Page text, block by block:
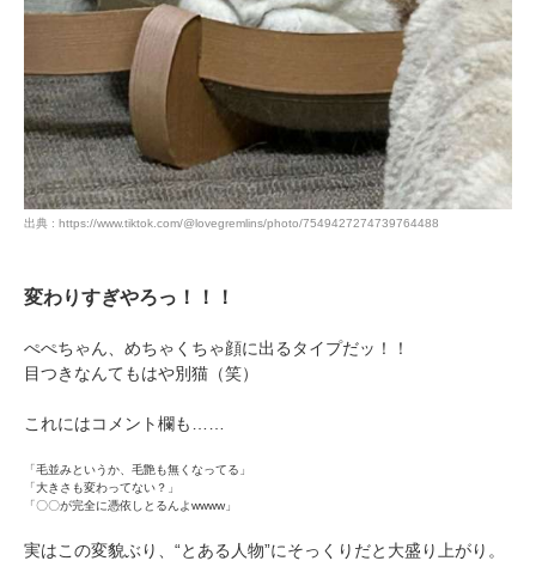
出典 : https://www.tiktok.com/@lovegremlins/photo/7549427274739764488
変わりすぎやろっ！！！
ぺぺちゃん、めちゃくちゃ顔に出るタイプだッ！！
目つきなんてもはや別猫（笑）
これにはコメント欄も……
「毛並みというか、毛艶も無くなってる」
「大きさも変わってない？」
「〇〇が完全に憑依しとるんよwwww」
実はこの変貌ぶり、“とある人物”にそっくりだと大盛り上がり。